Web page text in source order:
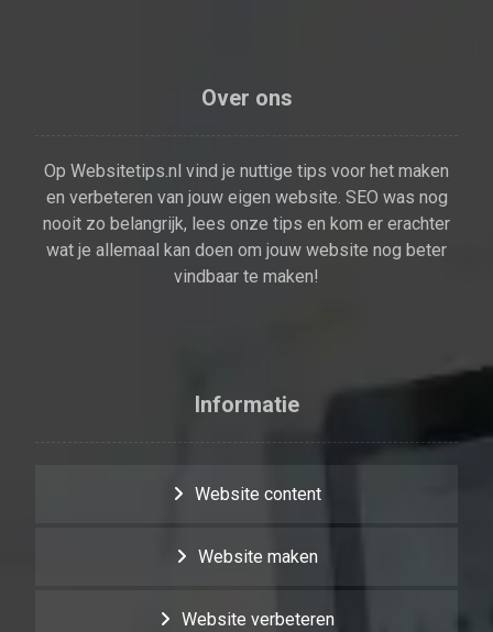
Over ons
Op Websitetips.nl vind je nuttige tips voor het maken
en verbeteren van jouw eigen website. SEO was nog
nooit zo belangrijk, lees onze tips en kom er erachter
wat je allemaal kan doen om jouw website nog beter
vindbaar te maken!
Informatie
Website content
Website maken
Website verbeteren